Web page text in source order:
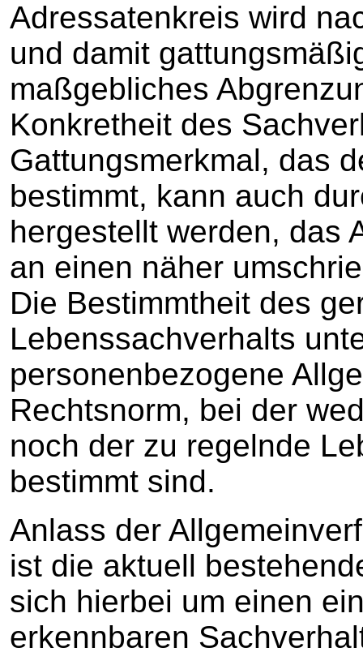
Adressatenkreis wird
und damit
maßgebliches
Konkretheit des
Gattungsmerkmal, das
bestimmt, kann auch
hergestellt werden, das
an einen näher
Die Bestimmtheit des
Lebenssachverhalts
personenbezogene
Rechtsnorm, bei der
noch der zu regelnde
bestimmt sind.
Anlass der
ist die aktuell
sich hierbei um einen
erkennbaren